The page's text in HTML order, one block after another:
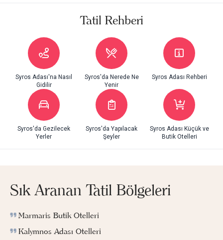
Tatil Rehberi
Syros Adası'na Nasıl
Gidilir
Syros'da Nerede Ne
Yenir
Syros Adası Rehberi
Syros'da Gezilecek
Yerler
Syros'da Yapılacak
Şeyler
Syros Adası Küçük ve
Butik Otelleri
Sık Aranan Tatil Bölgeleri
Marmaris Butik Otelleri
Kalymnos Adası Otelleri